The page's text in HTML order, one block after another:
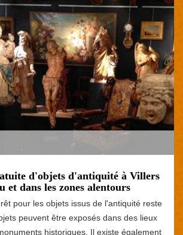
d'objets d'antiquité à Villers
et dans les zones alentours
pour les objets issus de l'antiquité reste
peuvent être exposés dans des lieux
historiques. Il existe également